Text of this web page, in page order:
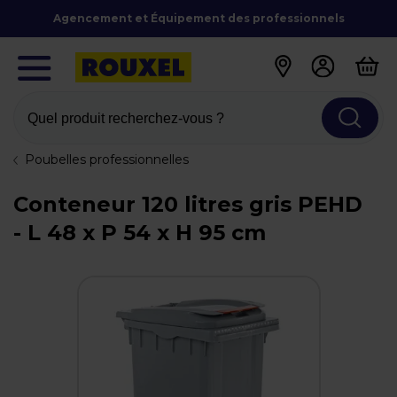
Agencement et Équipement des professionnels
Quel produit recherchez-vous ?
Poubelles professionnelles
Conteneur 120 litres gris PEHD
- L 48 x P 54 x H 95 cm